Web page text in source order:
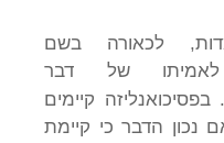
לכאורה בשם
לאמיתו של דבר
קיימים
נכון הדבר כי קיימת